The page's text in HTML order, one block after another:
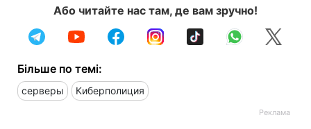
Або читайте нас там, де вам зручно!
Більше по темі:
серверы Киберполиция